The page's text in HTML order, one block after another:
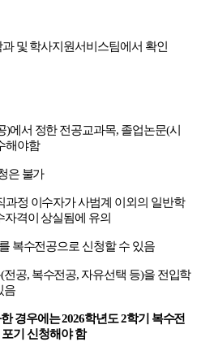
및 학사지원서비스팀에서 확인
)에서 정한 전공교과목, 졸업논문(시
해야함
은 불가
과정 이수자가 사범계 이외의 일반학
자격이 상실됨에 유의
복수전공으로 신청할 수 있음
(전공, 복수전공, 자유선택 등)을 전입학
음
경우에는2026학년도2학기 복수전
기 신청해야 함